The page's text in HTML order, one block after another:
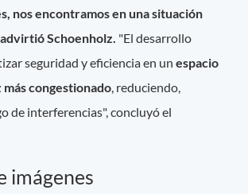
nos encontramos en una situación
Schoenholz. "El desarrollo
seguridad y eficiencia en unespacio
más congestionado , reduciendo,
de interferencias", concluyó el
imágenes